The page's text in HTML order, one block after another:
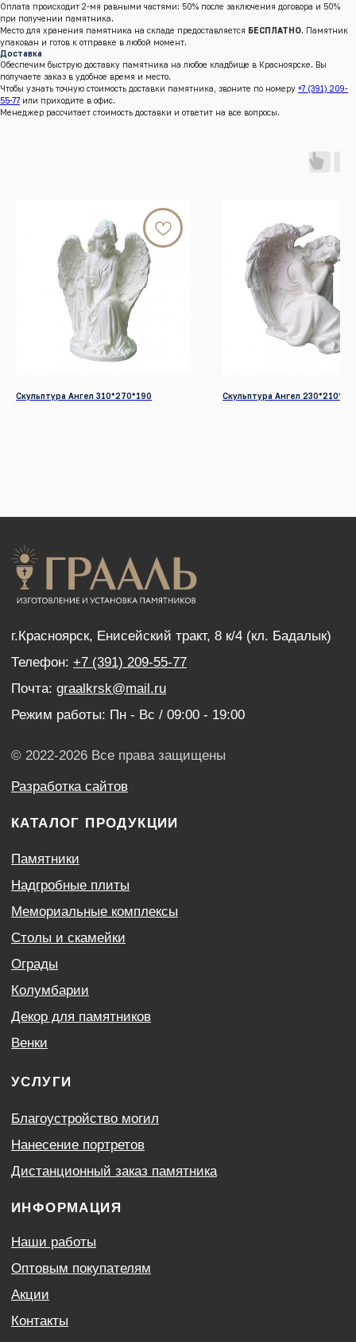
Оплата происходит 2-мя равными частями: 50% после заключения договора и 50%
при получении памятника.
Место для хранения памятника на складе предоставляется БЕСПЛАТНО. Памятник
упакован и готов к отправке в любой момент.
Доставка
Обеспечим быструю доставку памятника на любое кладбище в Красноярске. Вы
получаете заказ в удобное время и место.
Чтобы узнать точную стоимость доставки памятника, звоните по номеру +7 (391) 209-
55-77 или приходите в офис.
Менеджер рассчитает стоимость доставки и ответит на все вопросы.
Скульптура Ангел 310*270*190 Скульптура Ангел
КАТАЛОГ ПРОДУКЦИИ
Надгробные плиты
Венки
г.Красноярск, Енисейский тракт, 8 к/4 (кл. Бадалык)
+7 (391) 209-55-77
graalkrsk@mail.ru
Режим работы: Пн - Вс / 09:00 - 19:00
УСЛУГИ
Благоустройство могил
Нанесение портретов
© 2022-2026 Все права защищены
Разработка сайтов
ИНФОРМАЦИЯ
Наши работы
Контакты
Согласие с условиями обработки персональных